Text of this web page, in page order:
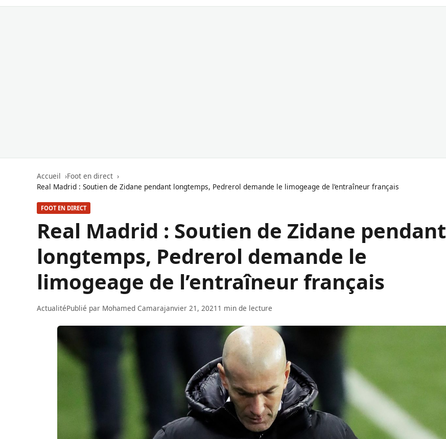
Accueil
Foot en direct
Real Madrid : Soutien de Zidane pendant longtemps, Pedrerol demande le limogeage de l’entraîneur français
FOOT EN DIRECT
Real Madrid : Soutien de Zidane pendant
longtemps, Pedrerol demande le
limogeage de l’entraîneur français
ActualitéPublié par Mohamed Camarajanvier 21, 2021 1 min de lecture